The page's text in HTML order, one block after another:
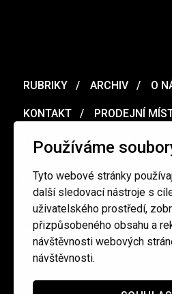
Používáme
Tyto webové stránky
další sledovací nástroje s
uživatelského prostředí,
přizpůsobeného obsahu a
návštěvnosti webových
návštěvnosti.
RUBRIKY ARCHIV O
KONTAKT PRODEJNÍ
MERCH VOUCHER
Ochrana osobních údajů /
redakce@cinepur.cz